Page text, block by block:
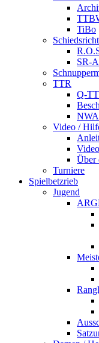
TiBo
SR-
TTR
Q-
Video /
Über
Turniere
Spielbetzrieb
Jugend